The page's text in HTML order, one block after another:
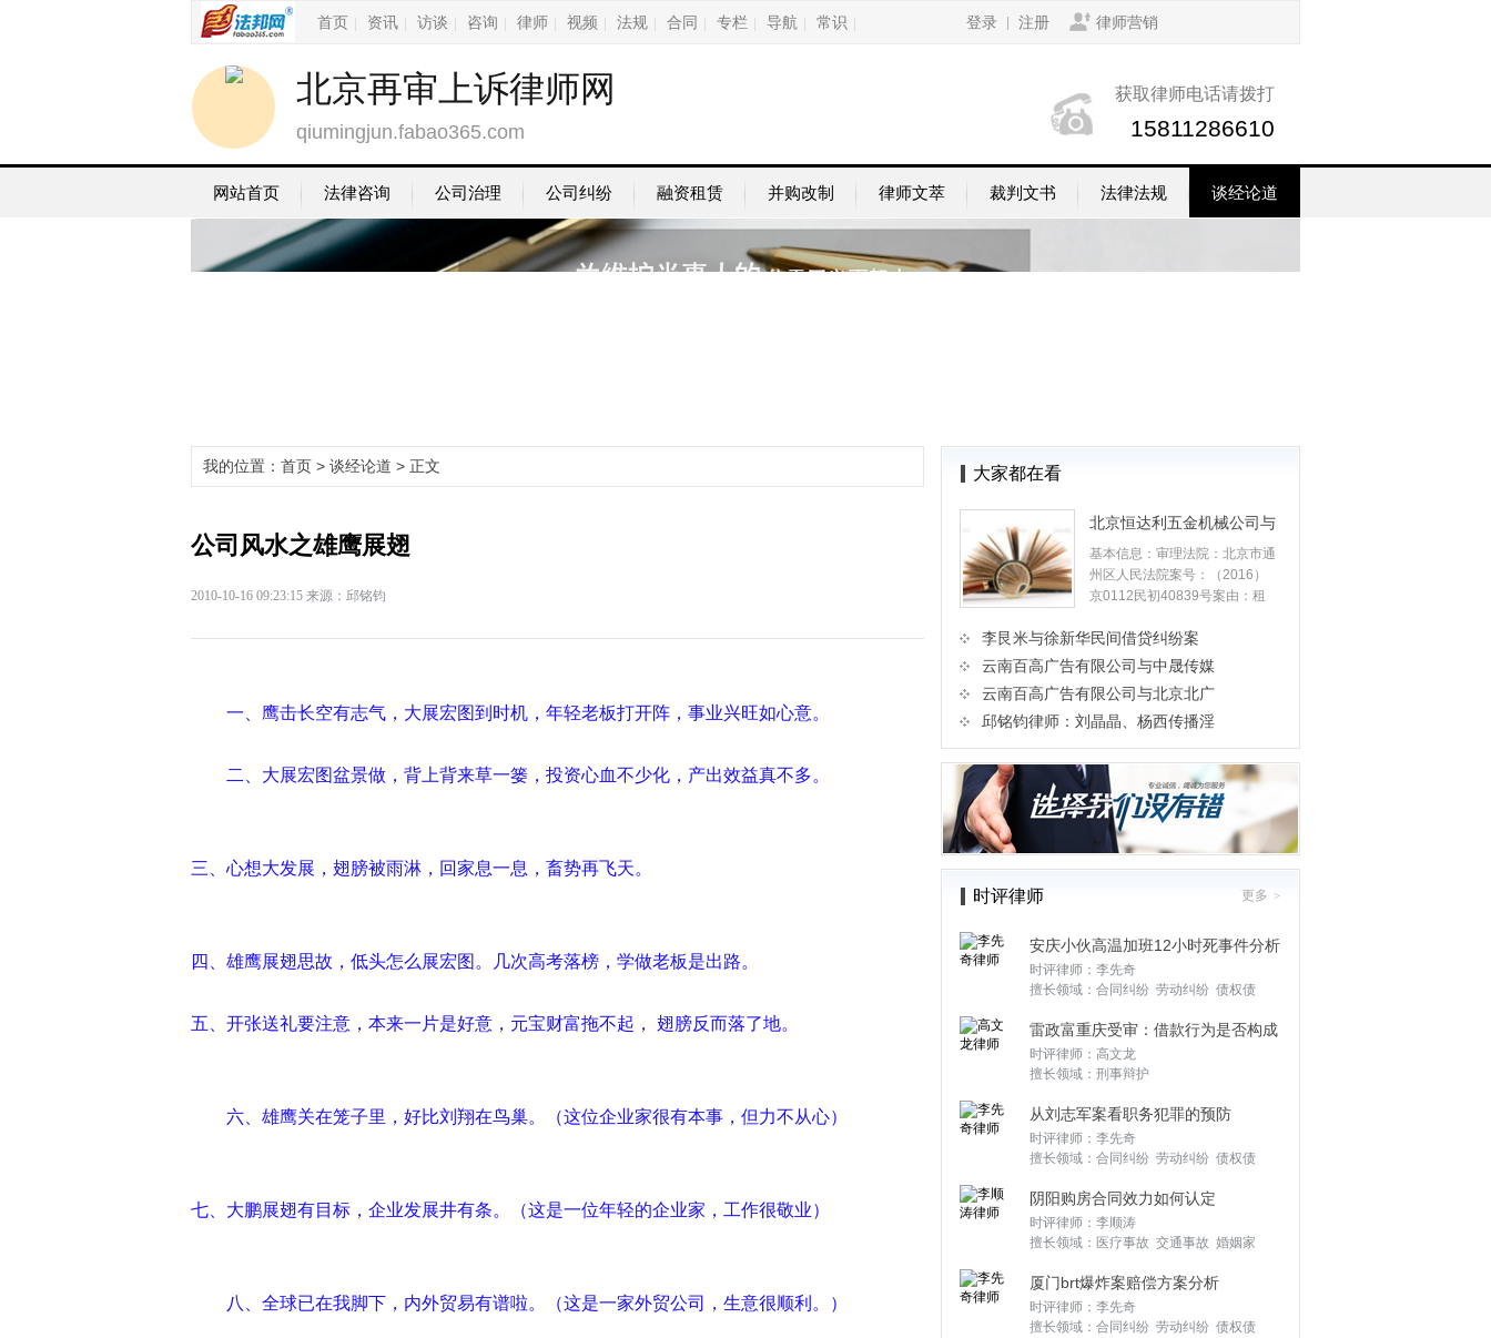
首页 资讯 访谈 咨询 律师 视频 法规 合同 专栏 导航 常识 登录 注册 律师营销
北京再审上诉律师网
qiumingjun.fabao365.com
获取律师电话请拨打
15811286610
网站首页 法律咨询 公司治理 公司纠纷 融资租赁 并购改制 律师文萃 裁判文书 法律法规 谈经论道
我的位置： 首页 > 谈经论道 > 正文
公司风水之雄鹰展翅
2010-10-16 09:23:15 来源：邱铭钧
一、鹰击长空有志气，大展宏图到时机，年轻老板打开阵，事业兴旺如心意。
二、大展宏图盆景做，背上背来草一篓，投资心血不少化，产出效益真不多。
三、心想大发展，翅膀被雨淋，回家息一息，畜势再飞天。
四、雄鹰展翅思故，低头怎么展宏图。几次高考落榜，学做老板是出路。
五、开张送礼要注意，本来一片是好意，元宝财富拖不起， 翅膀反而落了地。
六、雄鹰关在笼子里，好比刘翔在鸟巢。（这位企业家很有本事，但力不从心）
七、大鹏展翅有目标，企业发展井有条。（这是一位年轻的企业家，工作很敬业）
八、全球已在我脚下，内外贸易有谱啦。（这是一家外贸公司，生意很顺利。）
大家都在看
北京恒达利五金机械公司与
北京诚
基本信息：审理法院：北京市通
州区人民法院案号：（2016）
京0112民初40839号案由：租
李艮米与徐新华民间借贷纠纷案
云南百高广告有限公司与中晟传媒
云南百高广告有限公司与北京北广
邱铭钧律师：刘晶晶、杨西传播淫
时评律师 更多 >
安庆小伙高温加班12小时死事件分析
时评律师：李先奇
擅长领域：合同纠纷 劳动纠纷 债权债
护 外商投资 常年顾问 私人律师
雷政富重庆受审：借款行为是否构成
受贿？
时评律师：高文龙
擅长领域：刑事辩护
从刘志军案看职务犯罪的预防
时评律师：李先奇
擅长领域：合同纠纷 劳动纠纷 债权债
护 外商投资 常年顾问 私人律师
阴阳购房合同效力如何认定
时评律师：李顺涛
擅长领域：医疗事故 交通事故 婚姻家
罪 债权债务 房产纠纷
厦门brt爆炸案赔偿方案分析
时评律师：李先奇
擅长领域：合同纠纷 劳动纠纷 债权债